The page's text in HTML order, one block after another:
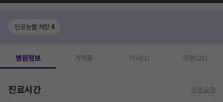
인공눈물 처방4
병원정보 가격표 의사(1) 리뷰(21)
진료시간 수정 요청